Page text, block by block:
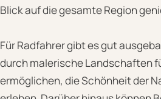
Blick auf die gesamte Region
Für Radfahrer gibt es gut
durch malerische Landschaften
ermöglichen, die Schönheit der